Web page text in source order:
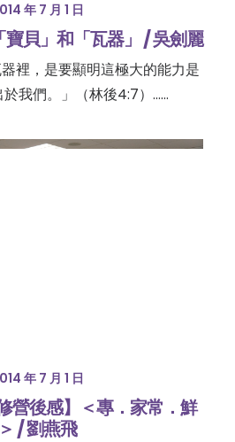
年 7 月 1 日
寶貝」和「瓦器」 / 吳劍麗
裡，是要顯明這極大的能力是
我們。」（林後4:7）……
年 7 月 1 日
營後感】＜專．家常．鮮
＞ / 劉燕飛